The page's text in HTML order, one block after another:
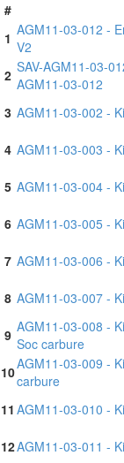
#
1 AGM11-03-012 -
V2
2 SAV-AGM11-03-
AGM11-03-012
3 AGM11-03-002 -
4 AGM11-03-003 -
5 AGM11-03-004 -
6 AGM11-03-005 -
7 AGM11-03-006 -
8 AGM11-03-007 -
9 AGM11-03-008 -
Soc carbure
10AGM11-03-009 -
carbure
11 AGM11-03-010 -
12AGM11-03-011 -